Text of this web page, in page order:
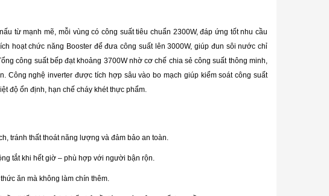
từ mạnh mẽ, mỗi vùng có công suất tiêu chuẩn 2300W, đáp ứng tốt nhu cầu
hoạt chức năng Booster để đưa công suất lên 3000W, giúp đun sôi nước chỉ
công suất bếp đạt khoảng 3700W nhờ cơ chế chia sẻ công suất thông minh,
Công nghệ inverter được tích hợp sâu vào bo mạch giúp kiểm soát công suất
độ ổn định, hạn chế cháy khét thực phẩm.
tránh thất thoát năng lượng và đảm bảo an toàn.
tắt khi hết giờ – phù hợp với người bận rộn.
ăn mà không làm chín thêm.